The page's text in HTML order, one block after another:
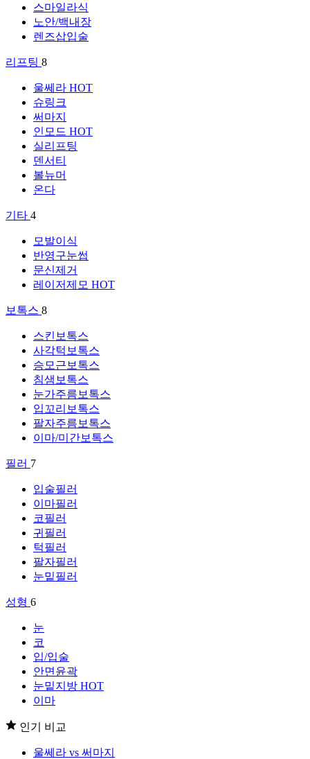
스마일라식
노안/백내장
렌즈삽입술
리프팅 8
울쎄라 HOT
슈링크
써마지
인모드 HOT
실리프팅
덴서티
볼뉴머
온다
기타 4
모발이식
반영구눈썹
문신제거
레이저제모 HOT
보톡스 8
스킨보톡스
사각턱보톡스
승모근보톡스
침샘보톡스
눈가주름보톡스
입꼬리보톡스
팔자주름보톡스
이마/미간보톡스
필러 7
입술필러
이마필러
코필러
귀필러
턱필러
팔자필러
눈밑필러
성형 6
눈
코
입/입술
안면윤곽
눈밑지방 HOT
이마
인기 비교
울쎄라 vs 써마지